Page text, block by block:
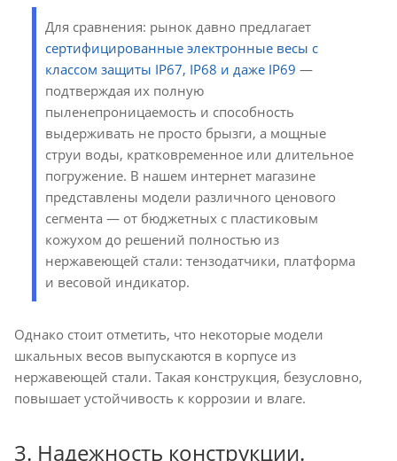
Для сравнения: рынок давно предлагает
сертифицированные электронные весы с
классом защиты IP67, IP68 и даже IP69 —
подтверждая их полную
пыленепроницаемость и способность
выдерживать не просто брызги, а мощные
струи воды, кратковременное или длительное
погружение. В нашем интернет магазине
представлены модели различного ценового
сегмента — от бюджетных с пластиковым
кожухом до решений полностью из
нержавеющей стали: тензодатчики, платформа
и весовой индикатор.
Однако стоит отметить, что некоторые модели
шкальных весов выпускаются в корпусе из
нержавеющей стали. Такая конструкция, безусловно,
повышает устойчивость к коррозии и влаге.
3. Надежность конструкции.